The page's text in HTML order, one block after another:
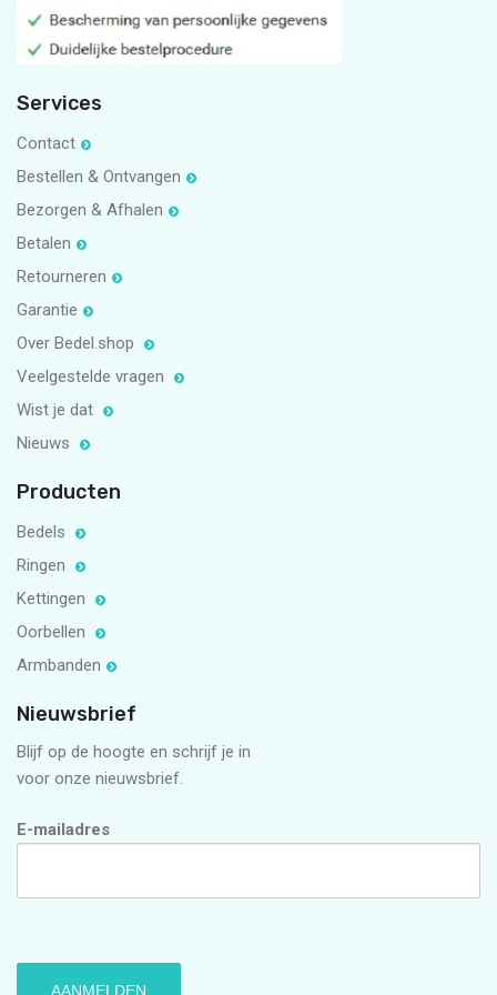
Services
Contact
Bestellen & Ontvangen
Bezorgen & Afhalen
Betalen
Retourneren
Garantie
Over Bedel.shop
Veelgestelde vragen
Wist je dat
Nieuws
Producten
Bedels
Ringen
Kettingen
Oorbellen
Armbanden
Nieuwsbrief
Blijf op de hoogte en schrijf je in
voor onze nieuwsbrief.
E-mailadres